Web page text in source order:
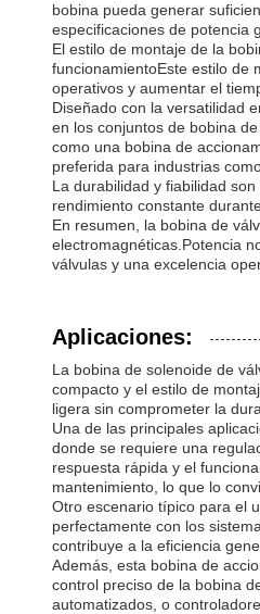
bobina pueda generar
especificaciones de potencia
El estilo de montaje de la
funcionamientoEste estilo de
operativos y aumentar el
Diseñado con la versatilidad
en los conjuntos de bobina
como una bobina de
preferida para industrias
La durabilidad y fiabilidad
rendimiento constante
En resumen, la bobina de
electromagnéticas.Potencia
válvulas y una excelencia
Aplicaciones:
La bobina de solenoide de
compacto y el estilo de
ligera sin comprometer la
Una de las principales
donde se requiere una
respuesta rápida y el
mantenimiento, lo que lo
Otro escenario típico para el
perfectamente con los
contribuye a la eficiencia
Además, esta bobina de
control preciso de la bobina
automatizados, o